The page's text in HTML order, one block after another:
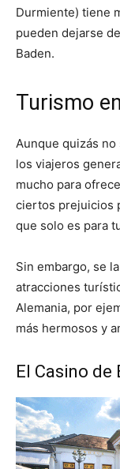
Durmiente) tiene
pueden dejarse
Baden.
Turismo
Aunque quizás
los viajeros
mucho para
ciertos prejuicios
que solo es para
Sin embargo, se
atracciones
Alemania, por
más hermosos y
El Casino de